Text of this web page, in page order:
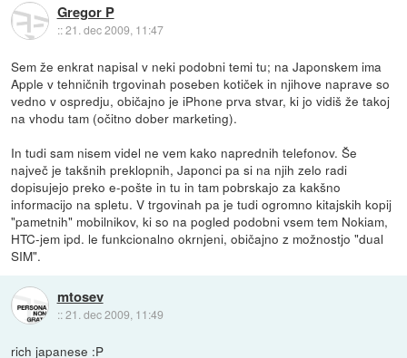
Gregor P
::21. dec 2009, 11:47
Sem že enkrat napisal v neki podobni temi tu; na Japonskem ima
Apple v tehničnih trgovinah poseben kotiček in njihove naprave so
vedno v ospredju, običajno je iPhone prva stvar, ki jo vidiš že takoj
na vhodu tam (očitno dober marketing).
In tudi sam nisem videl ne vem kako naprednih telefonov. Še
največ je takšnih preklopnih, Japonci pa si na njih zelo radi
dopisujejo preko e-pošte in tu in tam pobrskajo za kakšno
informacijo na spletu. V trgovinah pa je tudi ogromno kitajskih kopij
"pametnih" mobilnikov, ki so na pogled podobni vsem tem Nokiam,
HTC-jem ipd. le funkcionalno okrnjeni, običajno z možnostjo "dual
SIM".
mtosev
::21. dec 2009, 11:49
rich japanese :P